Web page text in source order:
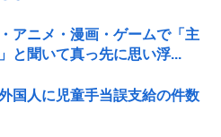
アニメ・漫画・ゲームで「主
と聞いて真っ先に思い浮...
国人に児童手当誤支給の件数